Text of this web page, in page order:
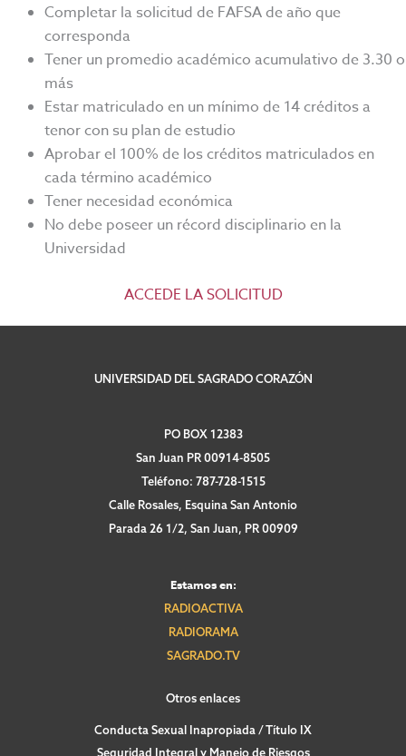
Completar la solicitud de FAFSA de año que
corresponda
Tener un promedio académico acumulativo de 3.30 o
más
Estar matriculado en un mínimo de 14 créditos a
tenor con su plan de estudio
Aprobar el 100% de los créditos matriculados en
cada término académico
Tener necesidad económica
No debe poseer un récord disciplinario en la
Universidad
ACCEDE LA SOLICITUD
UNIVERSIDAD DEL SAGRADO CORAZÓN
PO BOX 12383
San Juan PR 00914-8505
Teléfono: 787-728-1515
Calle Rosales, Esquina San Antonio
Parada 26 1/2, San Juan, PR 00909
Estamos en:
RADIOACTIVA
RADIORAMA
SAGRADO.TV
Otros enlaces
Conducta Sexual Inapropiada / Título IX
Seguridad Integral y Manejo de Riesgos